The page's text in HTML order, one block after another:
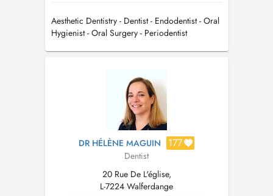
Aesthetic Dentistry - Dentist - Endodentist - Oral
Hygienist - Oral Surgery - Periodentist
DR HÉLÈNE MAGUIN 177
Dentist
20 Rue De L'église,
L-7224 Walferdange